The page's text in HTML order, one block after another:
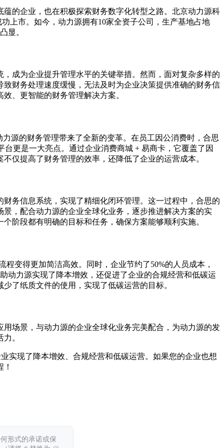
的企业，也在积极探索财务数字化转型之路。北京动力源科
上市。如今，动力源拥有10家全资子公司，生产基地占地
显。
成为企业提升管理水平的关键举措。然而，面对复杂多样的
财务处理速度缓慢，无法及时为企业决策提供准确的财务信
、更智能的财务管理解决方案。
源的财务管理带来了全新的变革。在员工因公消费时，合思
更是一大亮点。通过企业消费商城 + 易商卡，它覆盖了因
不仅提高了财务管理的效率，还降低了企业的运营成本。
务信息系统，实现了精细化闭环管理。这一过程中，合思的
，配合动力源的企业全球化业务，逐步推进解决方案的实
阶段都有明确的目标和任务，确保方案能够顺利实施。
变得更加简洁高效。同时，企业节约了50%的人员成本，
动力源实现了降本增效，还促进了企业的合规经营和低碳运
了纸质文件的使用，实现了低碳运营的目标。
用场景，与动力源的企业全球化业务完美配合，为动力源的发
。
实现了降本增效、合规经营和低碳运营。如果您的企业也想
形式的承诺或保